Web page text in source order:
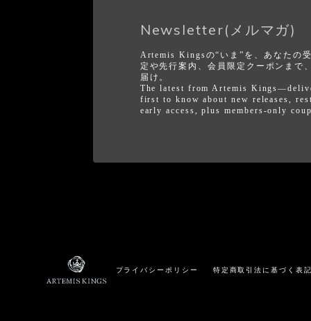
Newsletter(メルマガ)
Artemis Kingsの“いま”を、あなたの
定や先行案内、会員限定クーポンまで
届け。
The latest from Artemis
first to know about new releases,
early access, plus members-only
プライバシーポリシー 特定商取引法に基づく表記